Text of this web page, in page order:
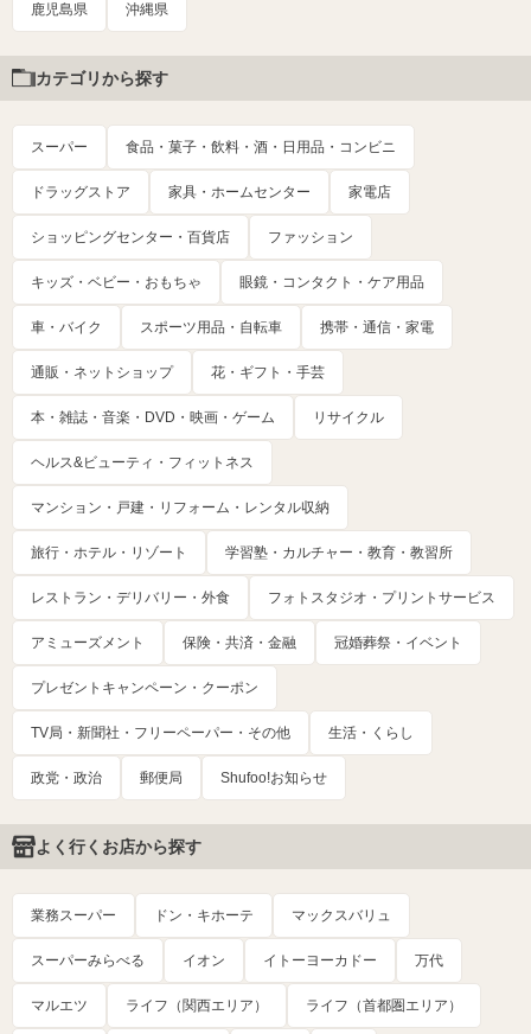
鹿児島県 沖縄県
カテゴリから探す
スーパー 食品・菓子・飲料・酒・日用品・コンビニ
ドラッグストア 家具・ホームセンター 家電店
ショッピングセンター・百貨店 ファッション
キッズ・ベビー・おもちゃ 眼鏡・コンタクト・ケア用品
車・バイク スポーツ用品・自転車 携帯・通信・家電
通販・ネットショップ 花・ギフト・手芸
本・雑誌・音楽・DVD・映画・ゲーム リサイクル
ヘルス&ビューティ・フィットネス
マンション・戸建・リフォーム・レンタル収納
旅行・ホテル・リゾート 学習塾・カルチャー・教育・教習所
レストラン・デリバリー・外食 フォトスタジオ・プリントサービス
アミューズメント 保険・共済・金融 冠婚葬祭・イベント
プレゼントキャンペーン・クーポン
TV局・新聞社・フリーペーパー・その他 生活・くらし
政党・政治 郵便局 Shufoo!お知らせ
よく行くお店から探す
業務スーパー ドン・キホーテ マックスバリュ
スーパーみらべる イオン イトーヨーカドー 万代
マルエツ ライフ（関西エリア） ライフ（首都圏エリア）